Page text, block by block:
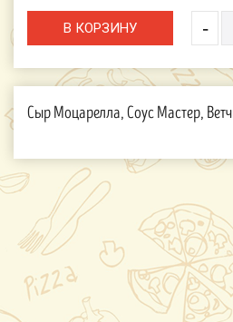
-
Сыр Моцарелла, Соус Мастер,